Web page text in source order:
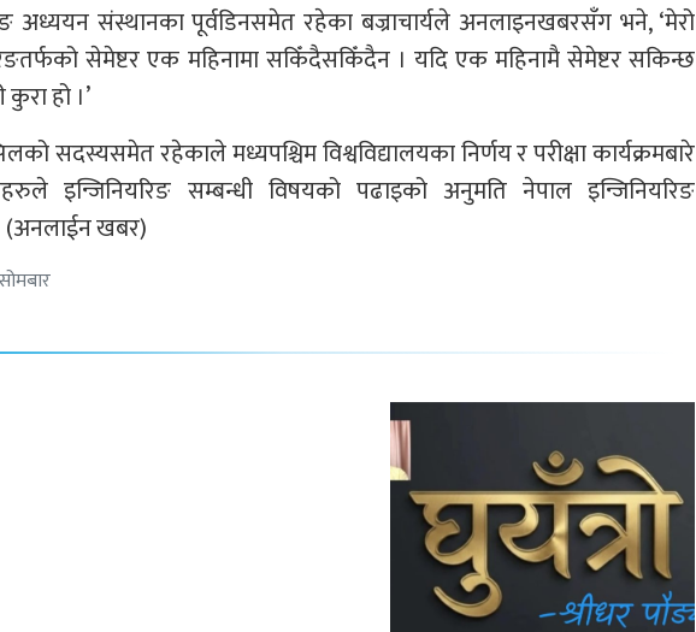
अध्ययन संस्थानका पूर्वडिनसमेत रहेका बज्राचार्यले अनलाइनखबरसँग भने, ‘मेरो
सेमेष्टर एक महिनामा सकिँदैसकिँदैन । यदि एक महिनामै सेमेष्टर सकिन्छ
हो ।’
सदस्यसमेत रहेकाले मध्यपश्चिम विश्वविद्यालयका निर्णय र परीक्षा कार्यक्रमबारे
इन्जिनियरिङ सम्बन्धी विषयको पढाइको अनुमति नेपाल इन्जिनियरिङ
(अनलाईन खबर)